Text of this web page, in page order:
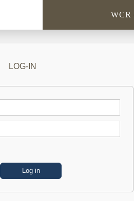
WCR
LOG-IN